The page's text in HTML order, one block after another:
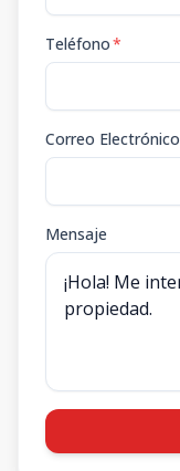
Teléfono*
Correo Electrónico
Mensaje